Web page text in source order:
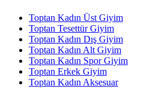
Toptan Kadın Üst Giyim
Toptan Tesettür Giyim
Toptan Kadın Dış Giyim
Toptan Kadın Alt Giyim
Toptan Kadın Spor Giyim
Toptan Erkek Giyim
Toptan Kadın Aksesuar